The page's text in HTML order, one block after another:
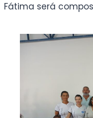
Fátima será